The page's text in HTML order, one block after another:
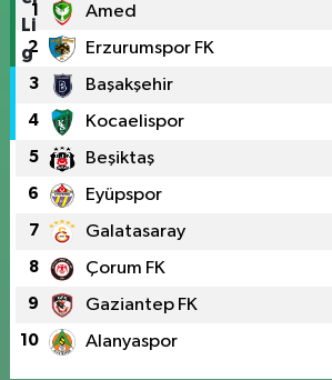
1 Amed
2 Erzurumspor FK
3 Başakşehir
4 Kocaelispor
5 Beşiktaş
6 Eyüpspor
7 Galatasaray
8 Çorum FK
9 Gaziantep FK
10 Alanyaspor